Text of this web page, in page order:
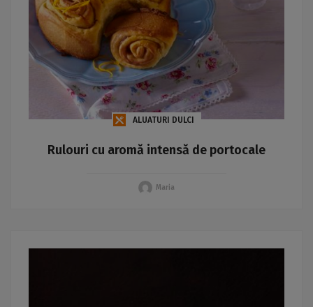
ALUATURI DULCI
Rulouri cu aromă intensă de portocale
Maria